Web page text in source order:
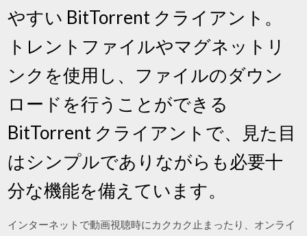
やすい BitTorrent クライアント。
トレントファイルやマグネットリ
ンクを使用し、ファイルのダウン
ロードを行うことができる
BitTorrent クライアントで、見た目
はシンプルでありながらも必要十
分な機能を備えています。
インターネットで動画視聴時にカクカク止まったり、オンライ